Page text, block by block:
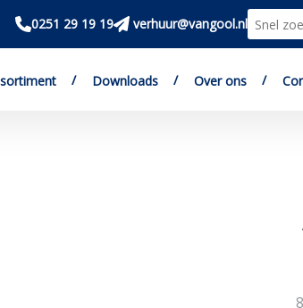
0251 29 19 19 verhuur@vangool.nl
Downloads Over ons